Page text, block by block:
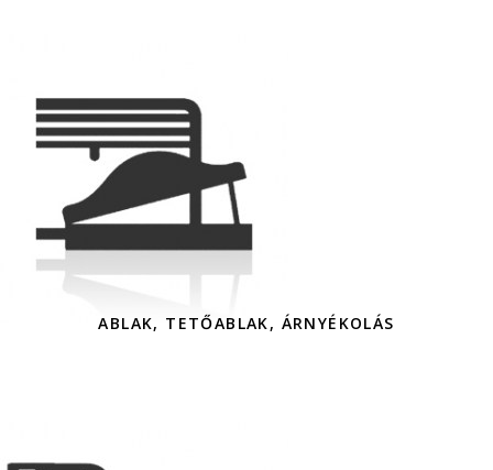
ABLAK, TETŐABLAK, ÁRNYÉKOLÁS